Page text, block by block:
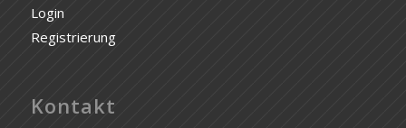
Login
Registrierung
Kontakt